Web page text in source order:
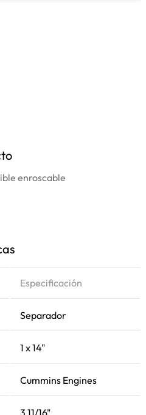
enroscable
Especificación
Separador
1 x 14"
Cummins Engines
3 11/16"